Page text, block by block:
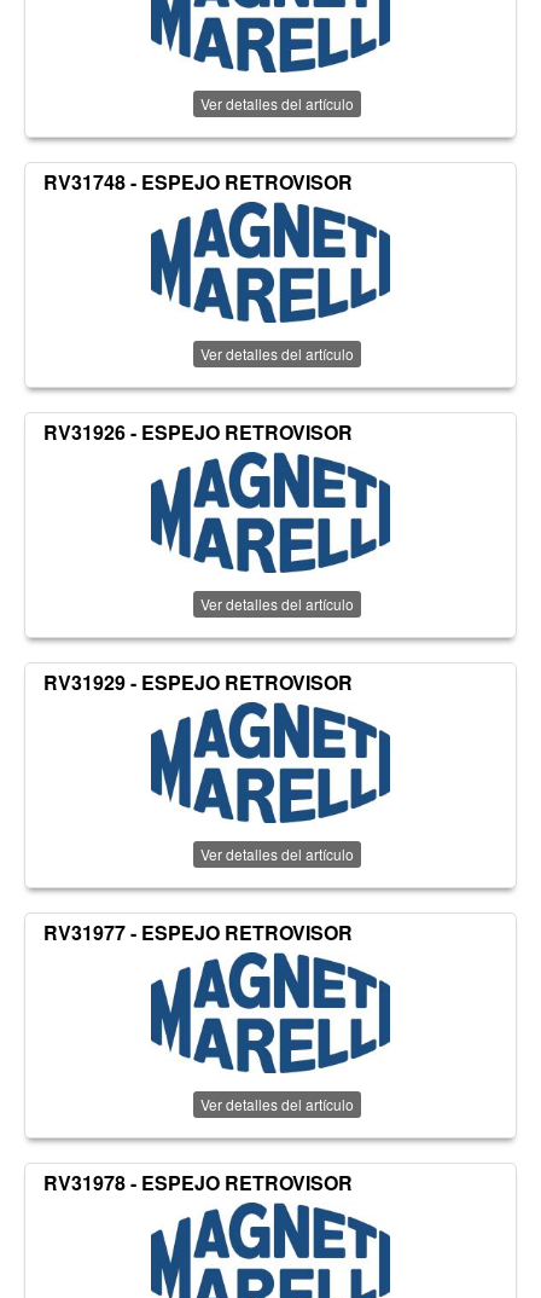
Ver detalles del artículo
RV31748 - ESPEJO RETROVISOR
Ver detalles del artículo
RV31926 - ESPEJO RETROVISOR
Ver detalles del artículo
RV31929 - ESPEJO RETROVISOR
Ver detalles del artículo
RV31977 - ESPEJO RETROVISOR
Ver detalles del artículo
RV31978 - ESPEJO RETROVISOR